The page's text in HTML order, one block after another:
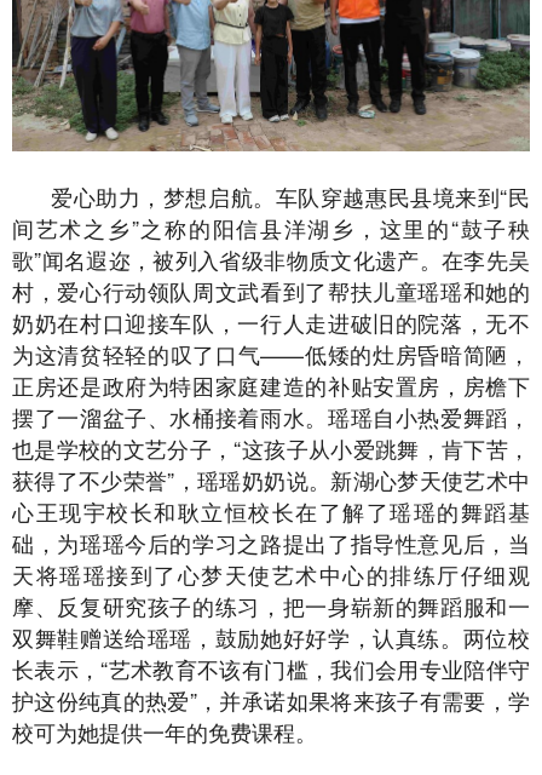
爱心助力，梦想启航。车队穿越惠民县境来到“民
间艺术之乡”之称的阳信县洋湖乡，这里的“鼓子秧
歌”闻名遐迩，被列入省级非物质文化遗产。在李先吴
村，爱心行动领队周文武看到了帮扶儿童瑶瑶和她的
奶奶在村口迎接车队，一行人走进破旧的院落，无不
为这清贫轻轻的叹了口气——低矮的灶房昏暗简陋，
正房还是政府为特困家庭建造的补贴安置房，房檐下
摆了一溜盆子、水桶接着雨水。瑶瑶自小热爱舞蹈，
也是学校的文艺分子，“这孩子从小爱跳舞，肯下苦，
获得了不少荣誉”，瑶瑶奶奶说。新湖心梦天使艺术中
心王现宇校长和耿立恒校长在了解了瑶瑶的舞蹈基
础，为瑶瑶今后的学习之路提出了指导性意见后，当
天将瑶瑶接到了心梦天使艺术中心的排练厅仔细观
摩、反复研究孩子的练习，把一身崭新的舞蹈服和一
双舞鞋赠送给瑶瑶，鼓励她好好学，认真练。两位校
长表示，“艺术教育不该有门槛，我们会用专业陪伴守
护这份纯真的热爱”，并承诺如果将来孩子有需要，学
校可为她提供一年的免费课程。